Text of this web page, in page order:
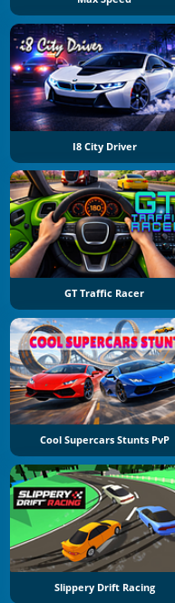
I8 City Driver
GT Traffic Racer
Cool Supercars Stunts PvP
Slippery Drift Racing